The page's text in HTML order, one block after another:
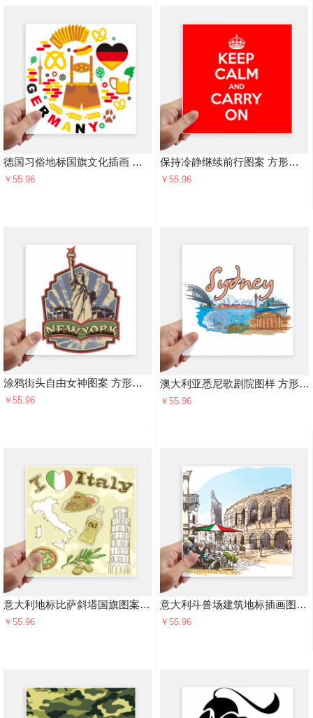
德国习俗地标国旗文化插画 方形贴纸20cm摩托电脑贴画旅行箱装饰4片
￥55.96
保持冷静继续前行图案 方形贴纸20cm摩托电脑贴画旅行箱装饰4片
￥55.96
涂鸦街头自由女神图案 方形贴纸20cm摩托电脑贴画旅行箱装饰4片
￥55.96
澳大利亚悉尼歌剧院图样 方形贴纸20cm摩托电脑贴画旅行箱装饰4片
￥55.96
意大利地标比萨斜塔国旗图案 方形贴纸20cm摩托电脑贴画旅行箱装饰4片
￥55.96
意大利斗兽场建筑地标插画图案 方形贴纸20cm摩托电脑贴画旅行箱装饰4片
￥55.96